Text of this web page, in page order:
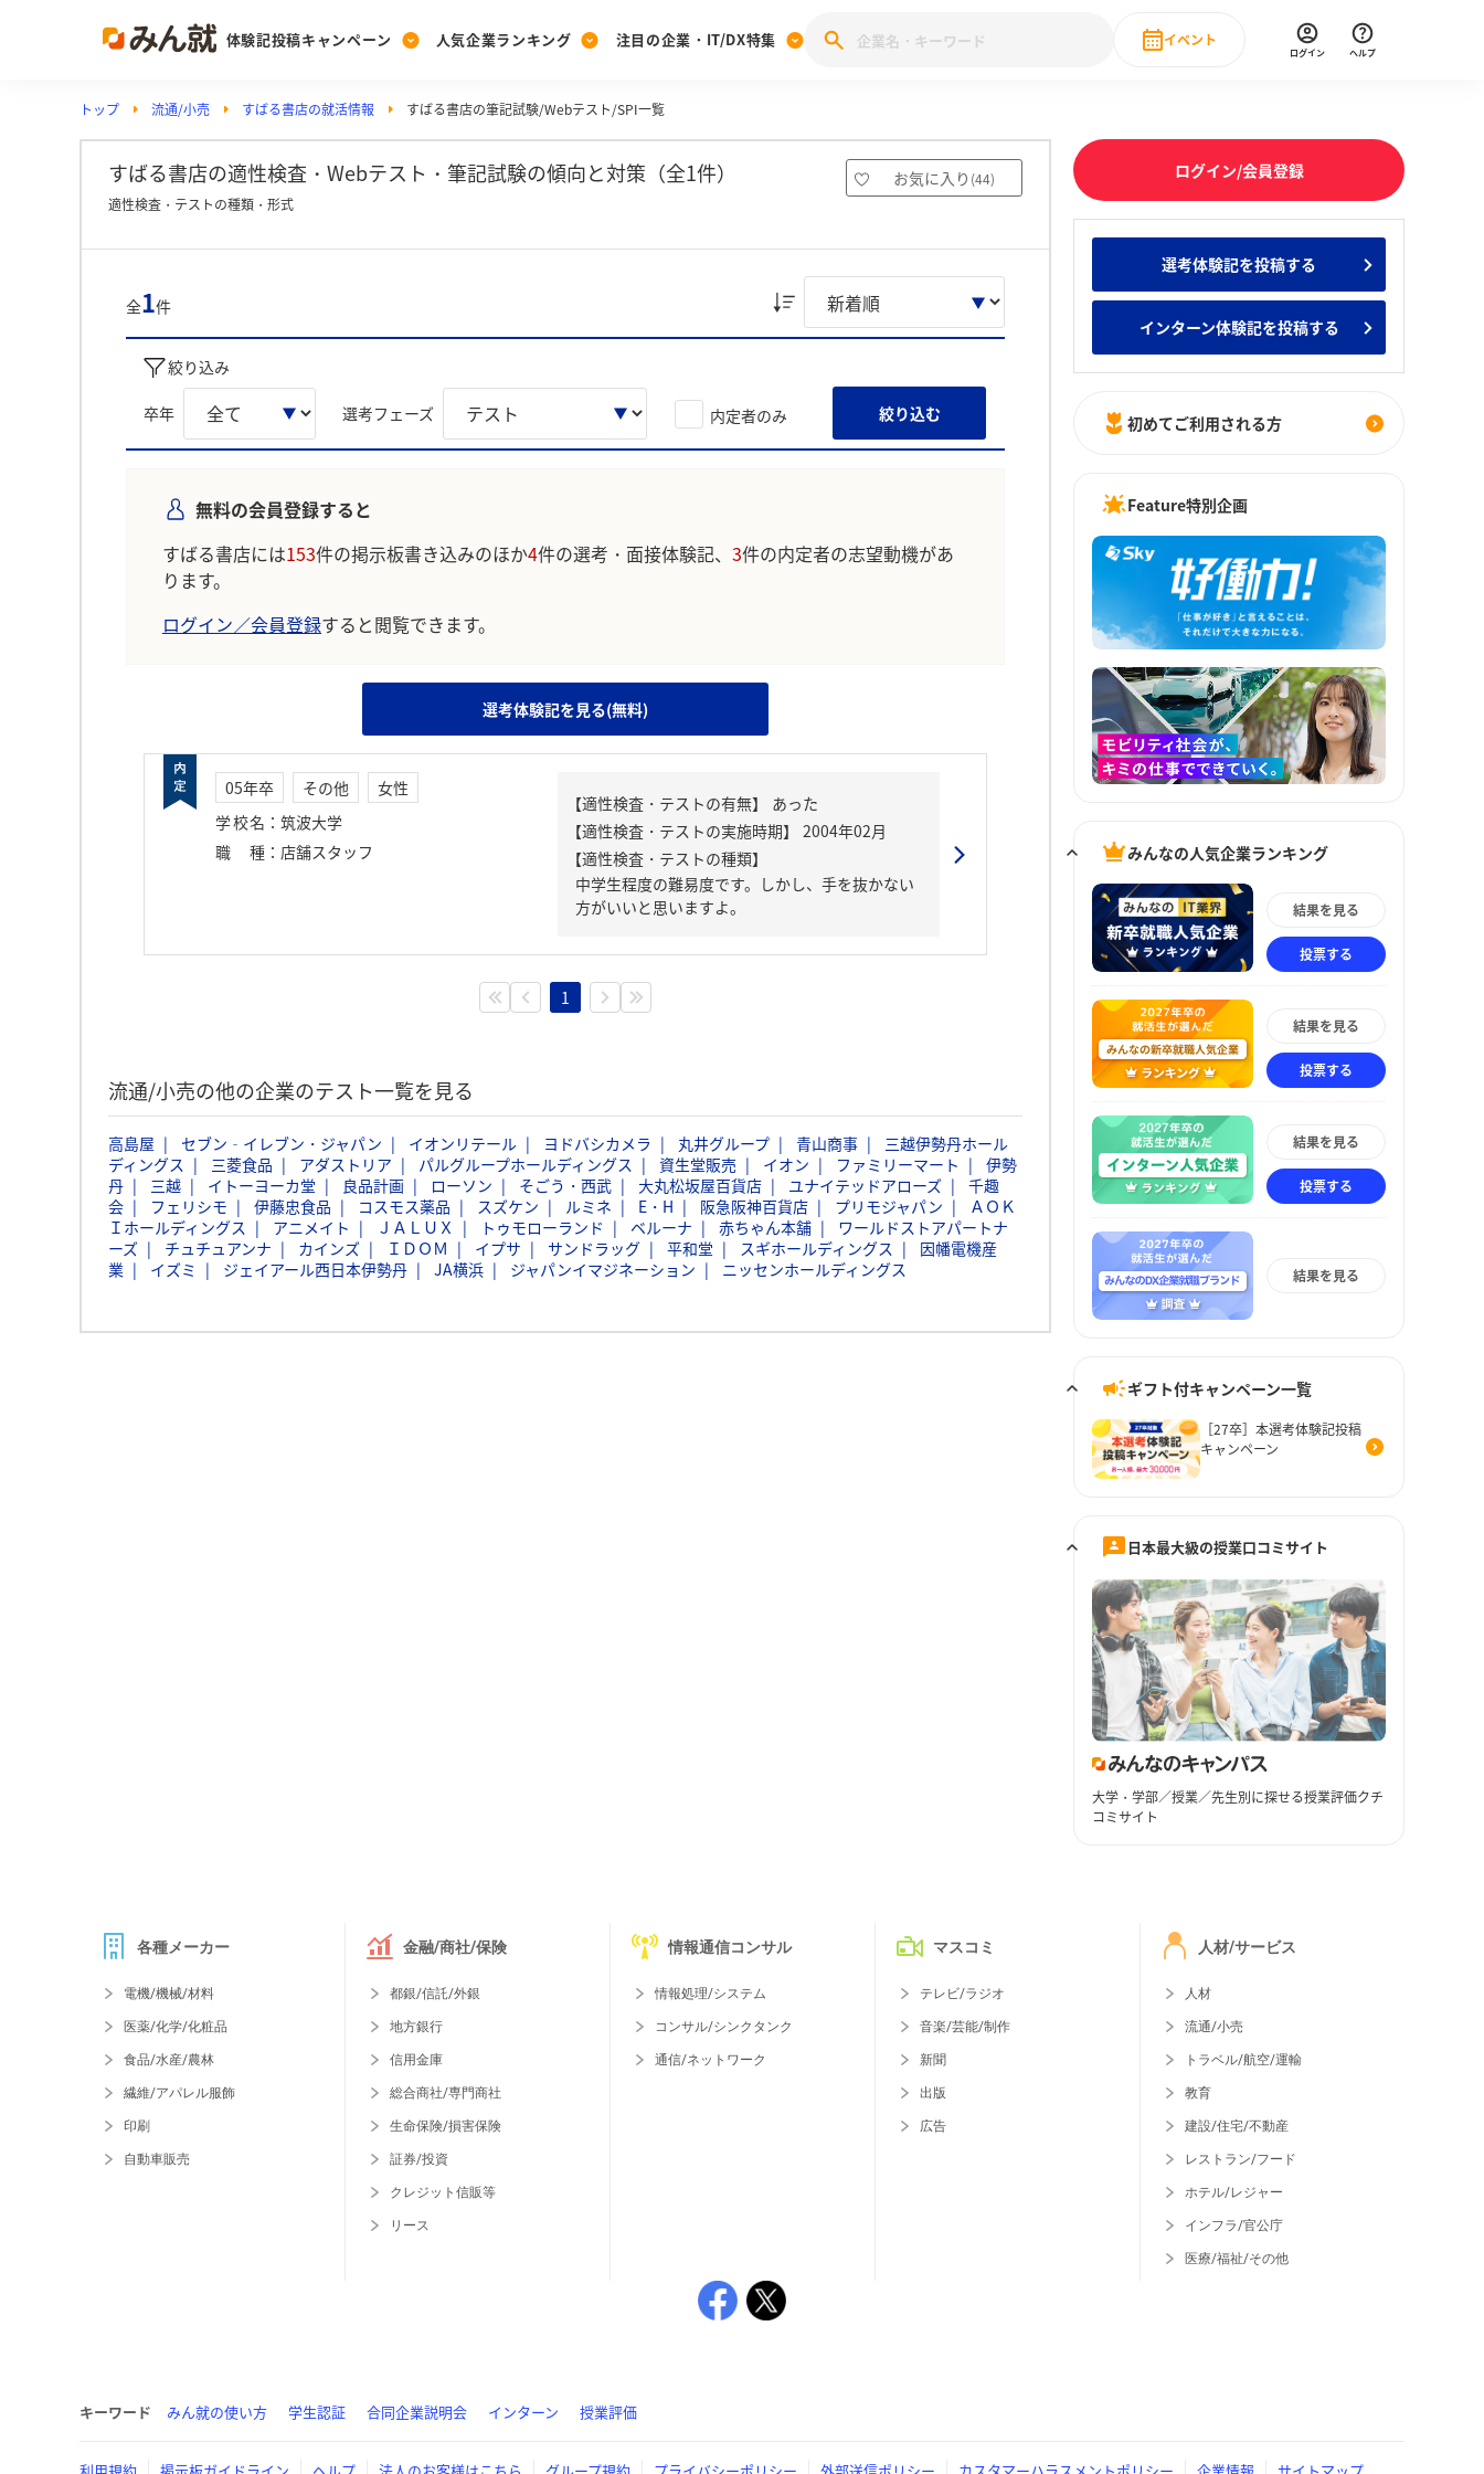
体験記投稿キャンペーン
Post
投稿する
[27卒] 本選考体験記投稿キャンペーン
人気企業ランキング
Ranking
ランキングを見る
みんなのDX企業就職ブランド調査
Vote みんなの新卒就職人気企業ランキング みんなのインターン人気企業ランキ
注目の企業・IT/DX特集
PickUp
注目の企業特集
注目の企業特集
28卒 IT・DX現場社員インタビュー
イベント
直近のイベント一覧
ログイン ヘルプ
トップ 流通/小売 すばる書店の就活情報 すばる書店の筆記試験/Webテスト/SPI一覧
すばる書店の適性検査・Webテスト・筆記試験の傾向と対策（全1件） お気に入り (44)
適性検査・テストの種類・形式
全1件
絞り込み
卒年 選考フェーズ 内定者のみ 絞り込む
無料の会員登録すると
すばる書店には153件の掲示板書き込みのほか4件の選考・面接体験記、 3件の内定者の志望動機があ
ります。
ログイン／会員登録すると閲覧できます。
選考体験記を見る(無料)
05年卒 その他
女性
学校名 ： 筑波大学
職種 ： 店舗スタッフ
【適性検査・テストの種類】
中学生程度の難易度です。しかし、手を抜かない
方がいいと思いますよ。
1
流通/小売の他の企業のテスト一覧を見る
高島屋 セブン‐イレブン・ジャパン イオンリテール ヨドバシカメラ 丸井グループ 青山商事
三越伊勢丹ホール
ディングス
三菱食品 アダストリア パルグループホールディングス 資生堂販売 イオン ファミリーマート
伊勢
丹
三越 イトーヨーカ堂 良品計画 ローソン そごう・西武 大丸松坂屋百貨店 ユナイテッドアローズ
千趣
会
フェリシモ 伊藤忠食品 コスモス薬品 スズケン ルミネ E・H 阪急阪神百貨店 プリモジャパン
ＡＯＫ
Ｉホールディングス
アニメイト ＪＡＬＵＸ トゥモローランド ベルーナ 赤ちゃん本舗
ワールドストアパートナ
ーズ
チュチュアンナ カインズ ＩＤＯＭ イプサ サンドラッグ 平和堂 スギホールディングス
因幡電機産
業
イズミ ジェイアール西日本伊勢丹 JA横浜 ジャパンイマジネーション ニッセンホールディングス
ログイン/会員登録
選考体験記を投稿する
インターン体験記を投稿する
初めてご利用される方
Feature特別企画
みんなの人気企業ランキング
結果を見る
投票する
結果を見る
投票する
結果を見る
投票する
結果を見る
ギフト付キャンペーン一覧
［27卒］本選考体験記投稿
キャンペーン
日本最大級の授業口コミサイト
大学・学部／授業／先生別に探せる授業評価クチ
コミサイト
各種メーカー
電機/機械/材料
医薬/化学/化粧品
食品/水産/農林
繊維/アパレル服飾
印刷
自動車販売
金融/商社/保険
都銀/信託/外銀
地方銀行
信用金庫
総合商社/専門商社
生命保険/損害保険
証券/投資
クレジット信販等
リース
情報通信コンサル
情報処理/システム
コンサル/シンクタンク
通信/ネットワーク
マスコミ
テレビ/ラジオ
音楽/芸能/制作
新聞
出版
広告
人材/サービス
人材
流通/小売
トラベル/航空/運輸
教育
建設/住宅/不動産
レストラン/フード
ホテル/レジャー
インフラ/官公庁
医療/福祉/その他
キーワード みん就の使い方 学生認証 合同企業説明会 インターン 授業評価